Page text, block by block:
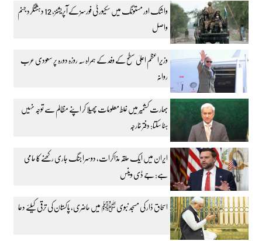
واشک اور مستونگ میں سکیورٹی فورسز کے آپریشنز، 12 دہشتگرد جہنم
واصل
وزیراعظم اعلیٰ سطح کے وفد کے ہمراہ سہ روزہ دورہ پر سعودی عرب
روانہ
بھارت کشمیر میں غلط معلومات پھیلا کر اپنے مظالم سے توجہ نہیں
ہٹا سکتا: دفتر خارجہ
ایران میں ایک حلقہ مذاکرات، دوسرا جنگ جاری رکھنے کا حامی
ہے: جے ڈی وینس
اسحاق ڈار کی مسجد نبوی ﷺ میں حاضری، پاکستان کی ترقی کیلئے دعا